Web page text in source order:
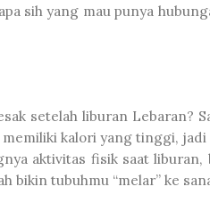
sih yang mau punya
setelah liburan Lebaran?
kalori yang tinggi, jadi
aktivitas fisik saat
bikin tubuhmu “melar” ke